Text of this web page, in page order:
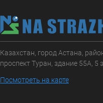
Казахстан, город Астана,
проспект Туран, здание 55А, 5
Посмотреть на карте